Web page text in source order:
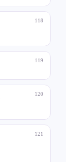
118
119
120
121